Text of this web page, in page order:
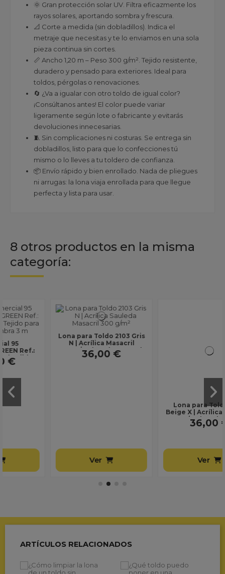
🌞 Gran protección solar UV. Filtra eficazmente los
rayos solares, aportando sombra y frescura.
📐 Corte a medida (sin dobladillos). Indica el
metraje que necesitas y te lo enviamos en una sola
pieza continua sin cortes.
📏 Ancho 1,20 m – Peso 300 g/m². Tejido resistente,
duradero y pensado para exteriores. Ideal para
toldos, pérgolas o renovaciones.
🔄 ¿Va a igualar con otro toldo de igual color?
¡Consúltanos antes! El color puede variar
ligeramente según lote o fabricante y evitarás
devoluciones innecesarias.
🧵 Sin complicaciones ni costuras. Se entrega sin
dobladillos, listo para que lo confecciones tú
mismo o lo lleves a tu toldero de confianza.
📦 Envío rápido y bien enrollado. Nada de pliegues
ni arrugas: la lona viaja enrollada para que llegue
perfecta y lista para usar.
8 otros productos en la misma
categoría:
Lona para Toldo 2103 Gris
N | Acrílica Masacril
300 g/m² | Ancho 1,20 m |
Lona para Toldo 2275
Beige X | Acrílica Masacril
300 g/m² | Ancho 1,20 m |
ARTÍCULOS RELACIONADOS